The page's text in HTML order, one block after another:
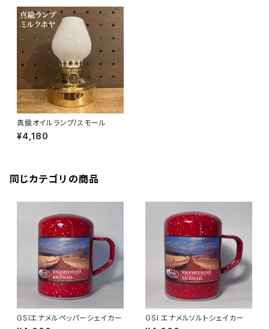
真鍮オイルランプ/スモール
¥4,180
同じカテゴリの商品
GSIエナメルペッパーシェイカー GSI エナメルソルトシェイカー